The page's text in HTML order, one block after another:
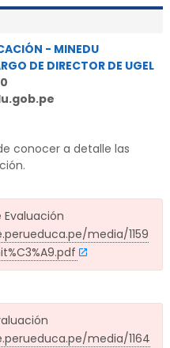
- MINEDU
DE DIRECTOR DE UGEL
conocer a detalle las
media/1159
media/1164